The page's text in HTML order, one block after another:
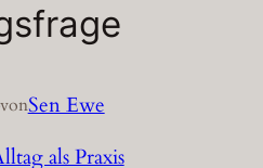
vonSen Ewe
als Praxis